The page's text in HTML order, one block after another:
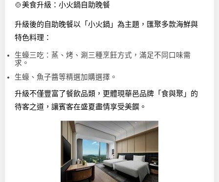
🍲美食升級：小火鍋自助晚餐
升級後的自助晚餐以「小火鍋」為主題，匯聚多款海鮮與
特色料理：
生蠔三吃：蒸、烤、涮三種烹飪方式，滿足不同口味需
求。
生蠔、魚子醬等精選加購選擇。
升級不僅豐富了餐飲品類，更體現華邑品牌「食與聚」的
待客之道，讓賓客在盛夏盡情享受美饌。